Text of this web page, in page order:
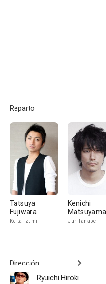
Reparto
Tatsuya
Fujiwara
Keita Izumi
Kenichi
Matsuyama
Jun Tanabe
Dirección
Ryuichi Hiroki